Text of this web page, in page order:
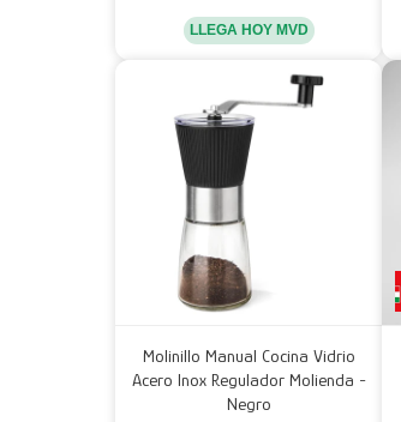
LLEGA HOY MVD
Molinillo Manual Cocina Vidrio
Acero Inox Regulador Molienda -
Negro